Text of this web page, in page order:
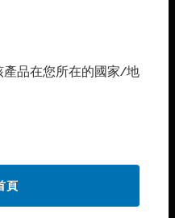
品在您所在的國家/地
頁